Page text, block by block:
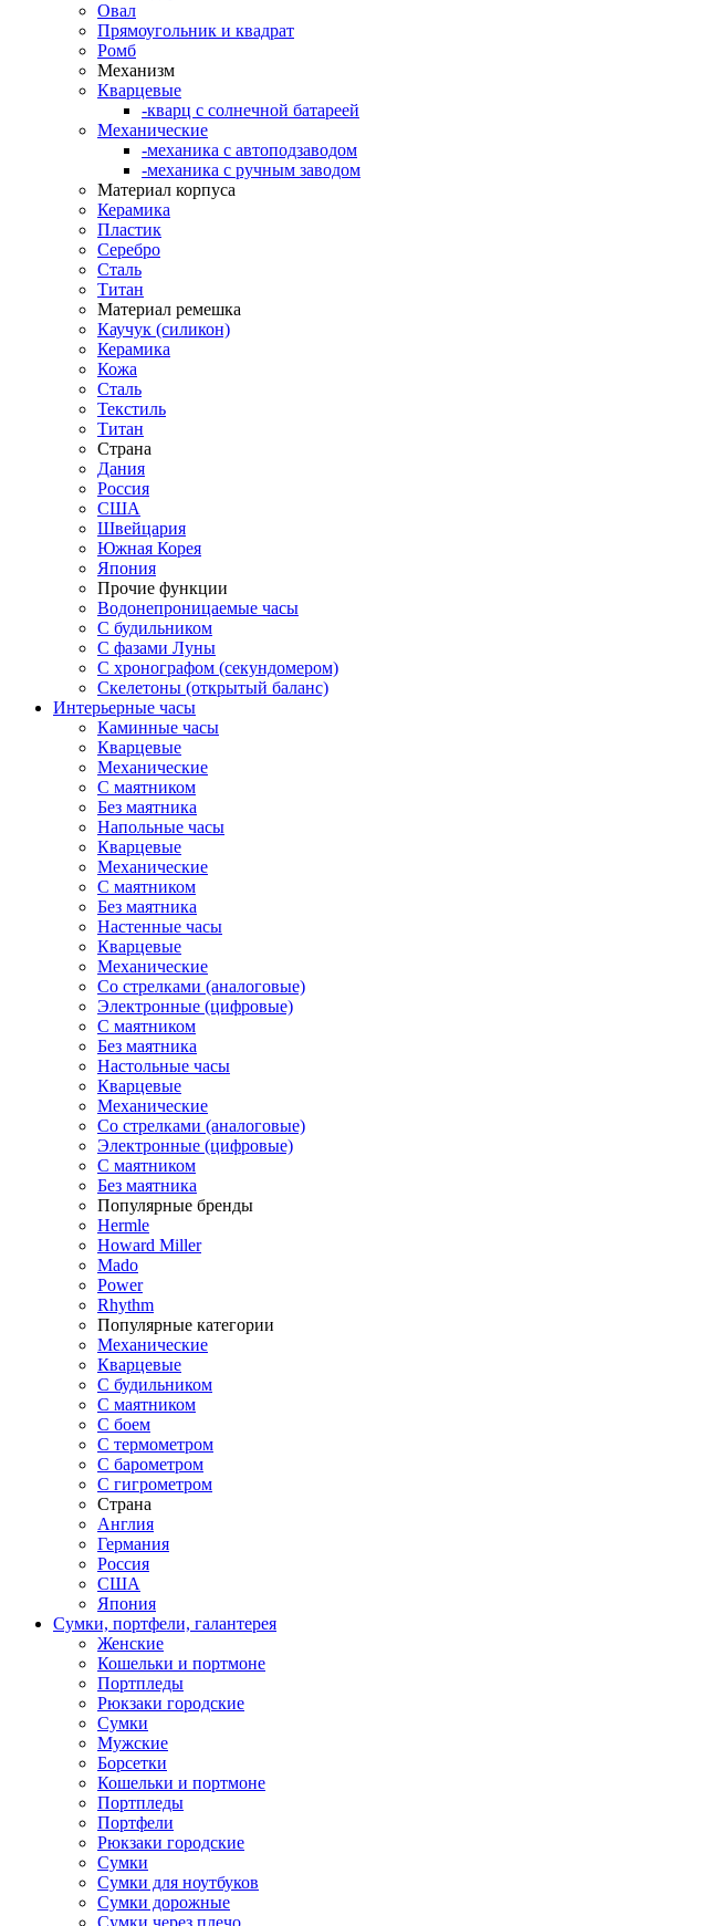
Овал
Прямоугольник и квадрат
Ромб
Механизм
Кварцевые
-кварц с солнечной батареей
Механические
-механика с автоподзаводом
-механика с ручным заводом
Материал корпуса
Керамика
Пластик
Серебро
Сталь
Титан
Материал ремешка
Каучук (силикон)
Керамика
Кожа
Сталь
Текстиль
Титан
Страна
Дания
Россия
США
Швейцария
Южная Корея
Япония
Прочие функции
Водонепроницаемые часы
С будильником
С фазами Луны
С хронографом (секундомером)
Скелетоны (открытый баланс)
Интерьерные часы
Каминные часы
Кварцевые
Механические
С маятником
Без маятника
Напольные часы
Кварцевые
Механические
С маятником
Без маятника
Настенные часы
Кварцевые
Механические
Со стрелками (аналоговые)
Электронные (цифровые)
С маятником
Без маятника
Настольные часы
Кварцевые
Механические
Со стрелками (аналоговые)
Электронные (цифровые)
С маятником
Без маятника
Популярные бренды
Hermle
Howard Miller
Mado
Power
Rhythm
Популярные категории
Механические
Кварцевые
С будильником
С маятником
С боем
С термометром
С барометром
С гигрометром
Страна
Англия
Германия
Россия
США
Япония
Сумки, портфели, галантерея
Женские
Кошельки и портмоне
Портпледы
Рюкзаки городские
Сумки
Мужские
Борсетки
Кошельки и портмоне
Портпледы
Портфели
Рюкзаки городские
Сумки
Сумки для ноутбуков
Сумки дорожные
Сумки через плечо